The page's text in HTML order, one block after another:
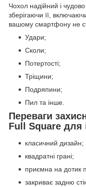
Чохол надійний і
зберігаючи її,
вашому смартфону не
Удари;
Сколи;
Потертості;
Тріщини;
Подряпини;
Пил та інше.
Переваги
Full Square для
класичний дизайн;
квадратні грані;
приємна на дотик
закриває задню